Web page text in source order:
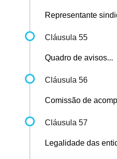
Representante
Cláusula 55
Quadro de avisos...
Cláusula 56
Comissão de
Cláusula 57
Legalidade das